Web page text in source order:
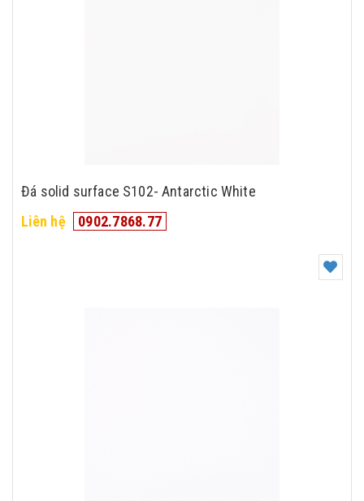
Đá solid surface S102- Antarctic White
Liên hệ
0902.7868.77